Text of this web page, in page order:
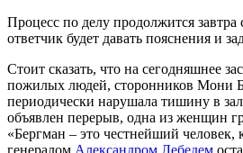
Процесс по делу продолжится завтра
ответчик будет давать пояснения и
Стоит сказать, что на сегодняшнее
пожилых людей, сторонников Мони
периодически нарушала тишину в
объявлен перерыв, одна из женщин
«Бергман – это честнейший человек,
генералом Александром Лебедем